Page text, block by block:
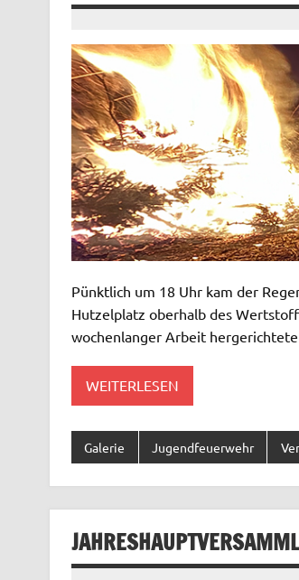
Pünktlich um 18 Uhr kam der
Hutzelplatz oberhalb des
wochenlanger Arbeit
WEITERLESEN
Galerie Jugendfeuerwehr